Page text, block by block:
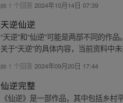
1 个回答2024年10月14日 07:39
天逆仙逆
“天逆”和“仙逆”可能是两部不同的作
关于“天逆”的具体内容，当前资料中
1 个回答2024年09月20日 17:44
仙逆完整
《仙逆》是一部作品，其中包括乡